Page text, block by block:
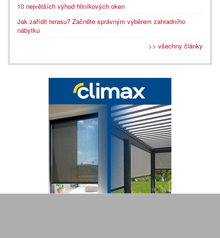
10 největších výhod hliníkových oken
Jak zařídit terasu? Začněte správným výběrem zahradního
nábytku
>> všechny články